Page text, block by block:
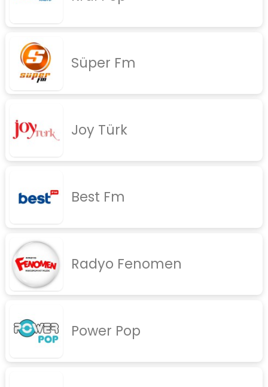
jazz
rap
diger
Gizlilik Politikası
Süper Fm
Joy Türk
Best Fm
Radyo Fenomen
Power Pop